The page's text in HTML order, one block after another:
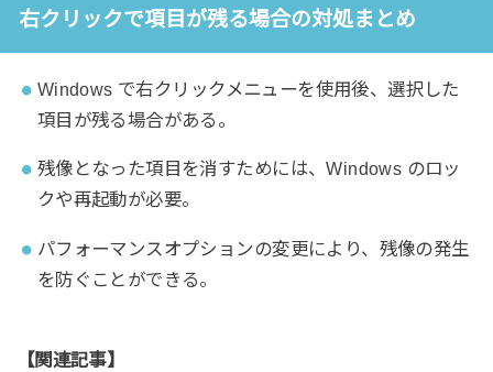
右クリックで項目が残る場合の対処まとめ
Windows で右クリックメニューを使用後、選択した
項目が残る場合がある。
残像となった項目を消すためには、Windows のロッ
クや再起動が必要。
パフォーマンスオプションの変更により、残像の発生
を防ぐことができる。
【関連記事】